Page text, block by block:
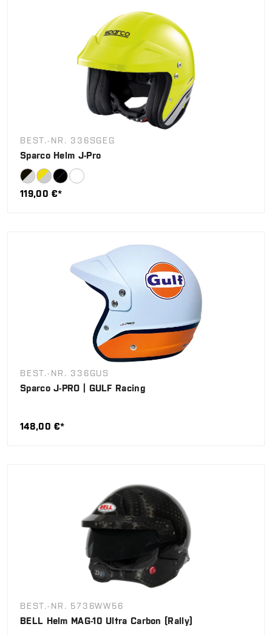
BEST.-NR. 336SGEG
Sparco Helm J-Pro
119,00 €*
BEST.-NR. 336GUS
Sparco J-PRO | GULF Racing
148,00 €*
BEST.-NR. 5736WW56
BELL Helm MAG-10 Ultra Carbon (Rally)